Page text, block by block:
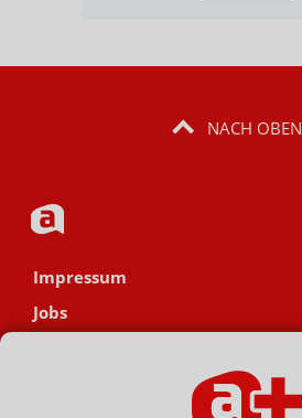
NACH OBEN
Impressum
Jobs